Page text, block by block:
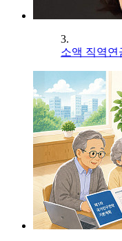
3.
소액 직역연